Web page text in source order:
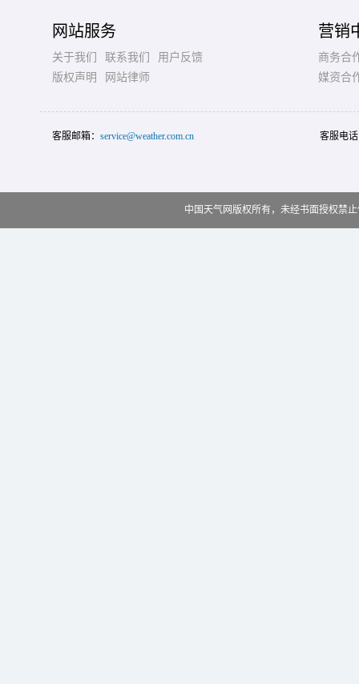
网站服务
关于我们 联系我们
用户反馈
版权声明
网站律师
营销
商务合
媒资合
客服邮箱： service@weather.com.cn 客服电
中国天气网版权所有，未经书面授权